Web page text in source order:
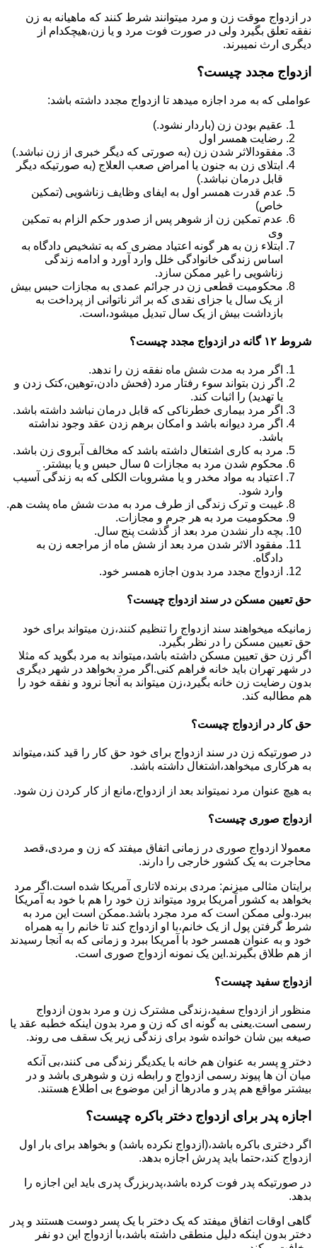
در ازدواج موقت زن و مرد میتوانند شرط کنند که ماهیانه به زن
نفقه تعلق بگیرد ولی در صورت فوت مرد و یا زن،هیچکدام از
دیگری ارث نمیبرند.
ازدواج مجدد چیست؟
عواملی که به مرد اجازه میدهد تا ازدواج مجدد داشته باشد:
عقیم بودن زن (باردار نشود.)
رضایت همسر اول
مفقودالاثر شدن زن (به صورتی که دیگر خبری از زن نباشد.)
ابتلای زن به جنون یا امراض صعب العلاج (به صورتیکه دیگر
قابل درمان نباشد.)
عدم قدرت همسر اول به ایفای وظایف زناشویی (تمکین
خاص)
عدم تمکین زن از شوهر پس از صدور حکم الزام به تمکین
وی
ابتلاء زن به هر گونه اعتیاد مضری که به تشخیص دادگاه به
اساس زندگی خانوادگی خلل وارد آورد و ادامه زندگی
زناشویی را غیر ممکن سازد.
محکومیت قطعی زن در جرائم عمدی به مجازات حبس بیش
از یک سال یا جزای نقدی که بر اثر ناتوانی از پرداخت به
بازداشت بیش از یک سال تبدیل می‎شود،است.
شروط ۱۲ گانه در ازدواج مجدد چیست؟
اگر مرد به مدت شش ماه نفقه زن را ندهد.
اگر زن بتواند سوء رفتار مرد (فحش دادن،توهین،کتک زدن و
یا تهدید) را اثبات کند.
اگر مرد بیماری خطرناکی که قابل درمان نباشد داشته باشد.
اگر مرد دیوانه باشد و امکان برهم زدن عقد وجود نداشته
باشد.
مرد به کاری اشتغال داشته باشد که مخالف آبروی زن باشد.
محکوم شدن مرد به مجازات ۵ سال حبس و یا بیشتر.
اعتیاد به مواد مخدر و یا مشروبات الکلی که به زندگی آسیب
وارد شود.
غیبت و ترک زندگی از طرف مرد به مدت شش ماه پشت هم.
محکومیت مرد به هر جرم و مجازات.
بچه دار نشدن مرد بعد از گذشت پنج سال.
مفقود الاثر شدن مرد بعد از شش ماه از مراجعه زن به
دادگاه.
ازدواج مجدد مرد بدون اجازه همسر خود.
حق تعیین مسکن در سند ازدواج چیست؟
زمانیکه میخواهند سند ازدواج را تنظیم کنند،زن میتواند برای خود
حق تعیین مسکن را در نظر بگیرد.
اگر زن حق تعیین مسکن داشته باشد،میتواند به مرد بگوید که مثلا
در شهر تهران باید خانه فراهم کنی.اگر مرد بخواهد در شهر دیگری
بدون رضایت زن خانه بگیرد،زن میتواند به آنجا نرود و نفقه خود را
هم مطالبه کند.
حق کار در ازدواج چیست؟
در صورتیکه زن در سند ازدواج برای خود حق کار را قید کند،میتواند
به هرکاری میخواهد،اشتغال داشته باشد.
به هیچ عنوان مرد نمیتواند بعد از ازدواج،مانع از کار کردن زن شود.
ازدواج صوری چیست؟
معمولا ازدواج صوری در زمانی اتفاق میفتد که زن و مردی،قصد
محاجرت به یک کشور خارجی را دارند.
برایتان مثالی میزنم: مردی برنده لاتاری آمریکا شده است.اگر مرد
بخواهد به کشور آمریکا برود میتواند زن خود را هم با خود به آمریکا
ببرد.ولی ممکن است که مرد مجرد باشد.ممکن است این مرد به
شرط گرفتن پول از یک خانم،با او ازدواج کند تا خانم را به همراه
خود و به عنوان همسر خود با آمریکا ببرد و زمانی که به آنجا رسیدند
از هم طلاق بگیرند.این یک نمونه ازدواج صوری است.
ازدواج سفید چیست؟
منظور از ازدواج سفید،زندگی مشترک زن و مرد بدون ازدواج
رسمی است.یعنی به گونه ای که زن و مرد بدون اینکه خطبه عقد یا
صیغه بین شان خوانده شود برای زندگی زیر یک سقف می روند.
دختر و پسر به عنوان هم خانه با یکدیگر زندگی می کنند،بی آنکه
میان آن ها پیوند رسمی ازدواج و رابطه زن و شوهری باشد و در
بیشتر مواقع هم پدر و مادرها از این موضوع بی اطلاع هستند.
اجازه پدر برای ازدواج دختر باکره چیست؟
اگر دختری باکره باشد،(ازدواج نکرده باشد) و بخواهد برای بار اول
ازدواج کند،حتما باید پدرش اجازه بدهد.
در صورتیکه پدر فوت کرده باشد،پدربزرگ پدری باید این اجازه را
بدهد.
گاهی اوقات اتفاق میفتد که یک دختر با یک پسر دوست هستند و پدر
دختر بدون اینکه دلیل منطقی داشته باشد،با ازدواج این دو نفر